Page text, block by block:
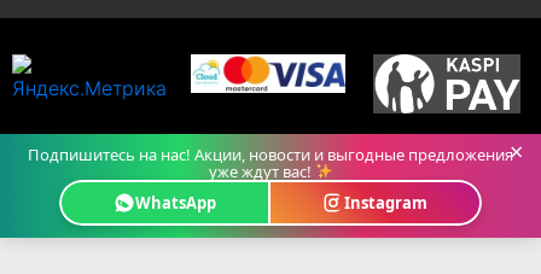
Подпишитесь на нас! Акции, новости и выгодные предложения
уже ждут вас!
WhatsApp
Instagram
×